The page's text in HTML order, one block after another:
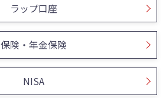
ラップ口座
保険・年金保険
NISA